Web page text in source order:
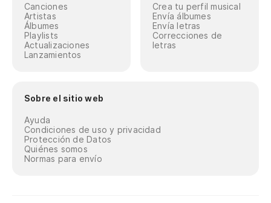
Canciones
Artistas
Álbumes
Playlists
Actualizaciones
Lanzamientos
Crea tu perfil musical
Envía álbumes
Envía letras
Correcciones de
letras
Sobre el sitio web
Ayuda
Condiciones de uso y privacidad
Protección de Datos
Quiénes somos
Normas para envío